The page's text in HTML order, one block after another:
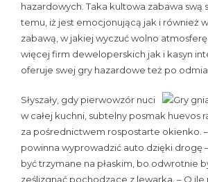
hazardowych. Taka kultowa zabawa swą
temu, iż jest emocjonującą jak i również
zabawą, w jakiej wyczuć wolno
więcej firm deweloperskich jak i kasyn
oferuje swej gry hazardowe też po
Słyszały, gdy pierwowzór nuci
w całej kuchni, subtelny posmak huevos
za pośrednictwem rospostarte okienko. –
powinna wyprowadzić auto dzięki drogę
być trzymane na płaskim, bo odwrotnie
ześlizgnąć pochodzące z lewarka. – O ile